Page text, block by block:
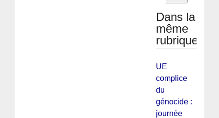
Dans la
même
rubrique
UE
complice
du
génocide :
journée